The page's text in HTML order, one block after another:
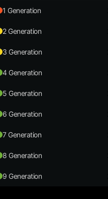
1 Generation
2 Generation
3 Generation
4 Generation
5 Generation
6 Generation
7 Generation
8 Generation
9 Generation